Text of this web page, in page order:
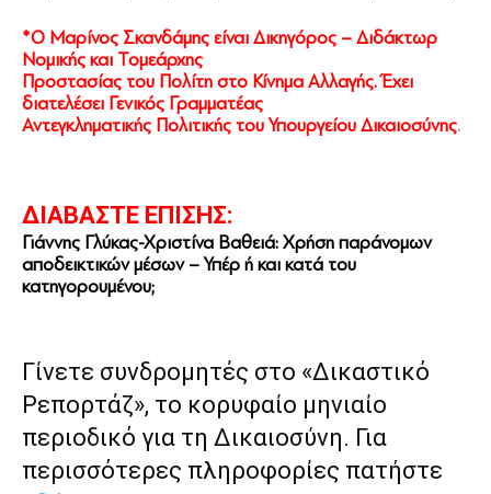
*Ο Μαρίνος Σκανδάμης είναι Δικηγόρος – Διδάκτωρ
Νομικής και Τομεάρχης
Προστασίας του Πολίτη στο Κίνημα Αλλαγής. Έχει
διατελέσει Γενικός Γραμματέας
Αντεγκληματικής Πολιτικής του Υπουργείου Δικαιοσύνης.
ΔΙΑΒΑΣΤΕ ΕΠΙΣΗΣ:
Γιάννης Γλύκας-Χριστίνα Βαθειά: Χρήση παράνομων
αποδεικτικών μέσων – Υπέρ ή και κατά του
κατηγορουμένου;
Γίνετε συνδρομητές στο «Δικαστικό
Ρεπορτάζ», το κορυφαίο μηνιαίο
περιοδικό για τη Δικαιοσύνη. Για
περισσότερες πληροφορίες πατήστε